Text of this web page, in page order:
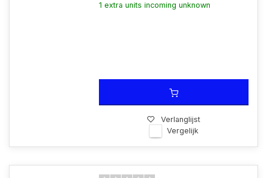
1 extra units incoming unknown
Verlanglijst
Vergelijk